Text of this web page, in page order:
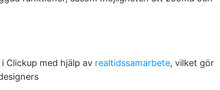
Clickup med hjälp av realtidssamarbete, vilket gör